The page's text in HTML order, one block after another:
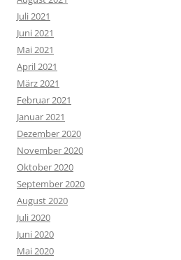
Juli 2021
Juni 2021
Mai 2021
April 2021
März 2021
Februar 2021
Januar 2021
Dezember 2020
November 2020
Oktober 2020
September 2020
August 2020
Juli 2020
Juni 2020
Mai 2020